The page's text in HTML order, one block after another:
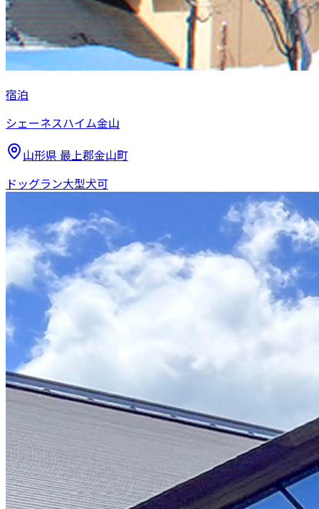
宿泊
シェーネスハイム金山
山形県 最上郡金山町
ドッグラン大型犬可